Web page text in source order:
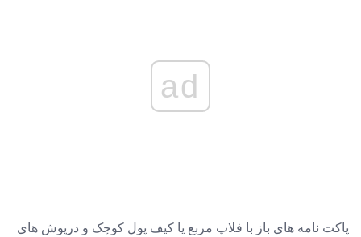
ad
پاکت نامه های باز با فلاپ مربع یا کیف پول کوچک و درپوش های